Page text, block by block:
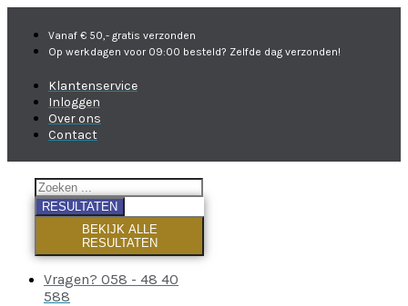
Vanaf € 50,- gratis verzonden
Op werkdagen voor 09:00 besteld? Zelfde dag verzonden!
Klantenservice
Inloggen
Over ons
Contact
RESULTATEN
BEKIJK ALLE
RESULTATEN
Vragen? 058 - 48 40
588